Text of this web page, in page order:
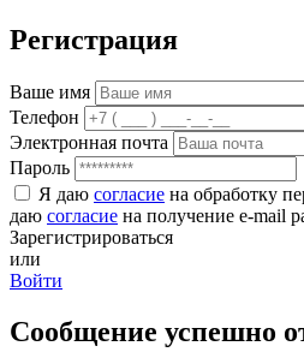
Регистрация
Ваше имя
Телефон
Электронная почта
Пароль
Я даю согласие на обработку
даю согласие на получение e-mail
Зарегистрироваться
или
Войти
Сообщение успешно